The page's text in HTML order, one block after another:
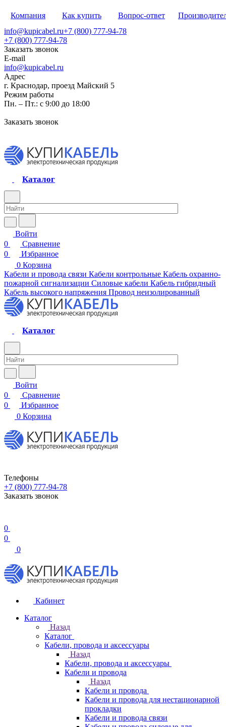
Компания Как купить Вопрос-ответ
info@kupicabel.ru+7 (800) 777-94-78
+7 (800) 777-94-78
Заказать звонок
E-mail
info@kupicabel.ru
Адрес
г. Краснодар, проезд Майский 5
Режим работы
Пн. – Пт.: с 9:00 до 18:00
Заказать звонок
Каталог
Войти
0
Сравнение
0
Избранное
0 Корзина
Кабели и провода связи Кабели контрольные Кабель охранно-
пожарной сигнализации Силовые кабели Кабель гибридный
Кабель высокого напряжения Провод неизолированный
Каталог
Войти
0
Сравнение
0
Избранное
0 Корзина
Телефоны
+7 (800) 777-94-78
Заказать звонок
0
0
0
Кабинет
Каталог
Назад
Каталог
Кабели, провода и аксессуары
Назад
Кабели, провода и аксессуары
Кабели и провода
Назад
Кабели и провода
Кабели и провода для нестационарной
прокладки
Кабели и провода связи